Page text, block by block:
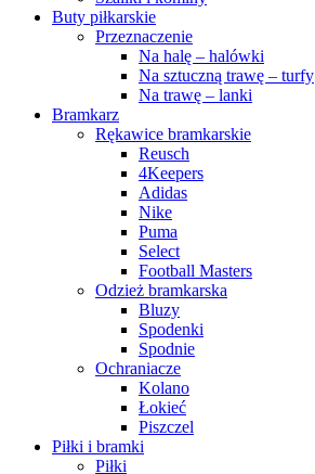
Buty piłkarskie
Przeznaczenie
Na halę – halówki
Na sztuczną trawę – turfy
Na trawę – lanki
Bramkarz
Rękawice bramkarskie
Reusch
4Keepers
Adidas
Nike
Puma
Select
Football Masters
Odzież bramkarska
Bluzy
Spodenki
Spodnie
Ochraniacze
Kolano
Łokieć
Piszczel
Piłki i bramki
Piłki